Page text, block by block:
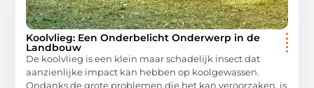
Koolvlieg: Een Onderbelicht Onderwerp in de
Landbouw
De koolvlieg is een klein maar schadelijk insect dat
aanzienlijke impact kan hebben op koolgewassen.
Ondanks de grote problemen die het kan veroorzaken, is